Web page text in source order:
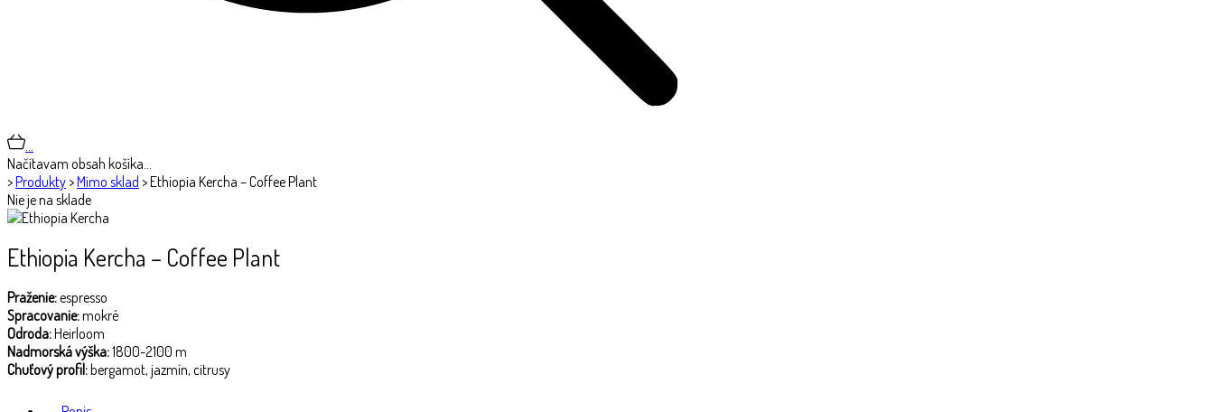
…
Načítavam obsah košíka…
>Produkty>Mimo sklad >Ethiopia Kercha – Coffee Plant
Nie je na sklade
Ethiopia Kercha – Coffee Plant
Praženie:espresso
Spracovanie:mokré
Odroda:Heirloom
Nadmorská výška:1800-2100 m
Chuťový profil:bergamot, jazmín, citrusy